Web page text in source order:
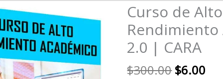
Curso de Alto
Rendimiento
2.0 | CARA
$300.00
El
precio
original
era:
$300.00.
$6.00
El
Curso
de
Alto
Rendimiento
Académico
2.0